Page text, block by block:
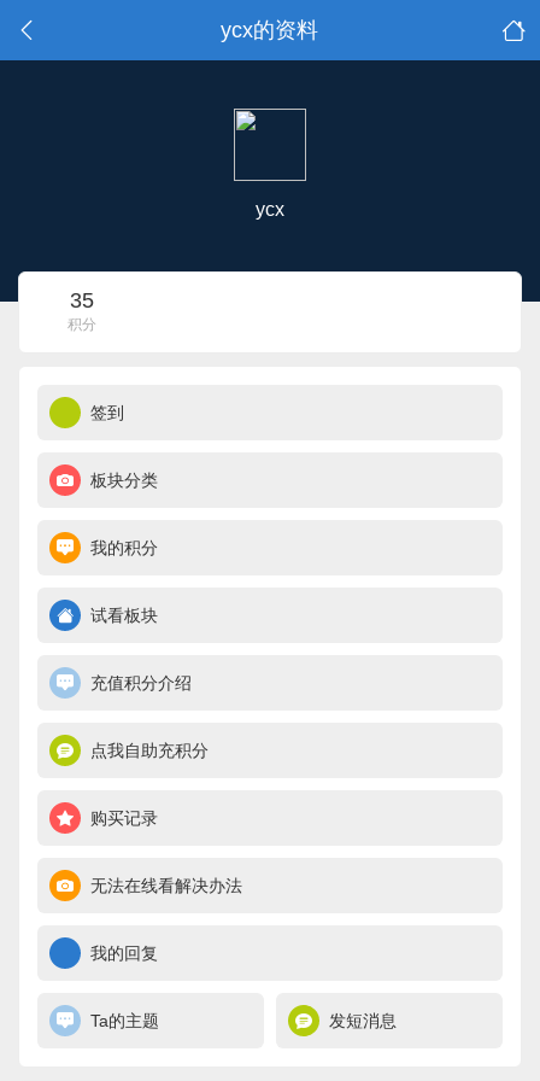
ycx的资料
ycx
35
积分
签到
板块分类
我的积分
试看板块
充值积分介绍
点我自助充积分
购买记录
无法在线看解决办法
我的回复
Ta的主题 发短消息